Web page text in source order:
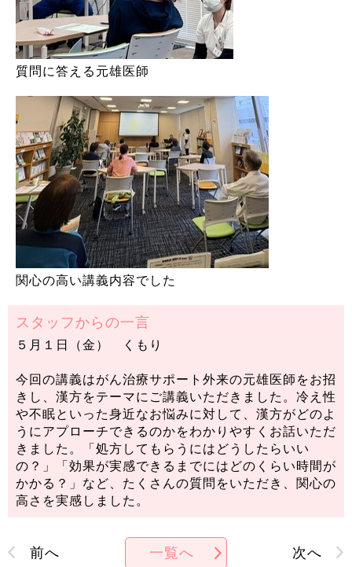
質問に答える元雄医師
関心の高い講義内容でした
スタッフからの一言
５月１日（金） くもり
今回の講義はがん治療サポート外来の元雄医師をお招
きし、漢方をテーマにご講義いただきました。冷え性
や不眠といった身近なお悩みに対して、漢方がどのよ
うにアプローチできるのかをわかりやすくお話いただ
きました。「処方してもらうにはどうしたらいい
の？」「効果が実感できるまでにはどのくらい時間が
かかる？」など、たくさんの質問をいただき、関心の
高さを実感しました。
前へ 一覧へ 次へ